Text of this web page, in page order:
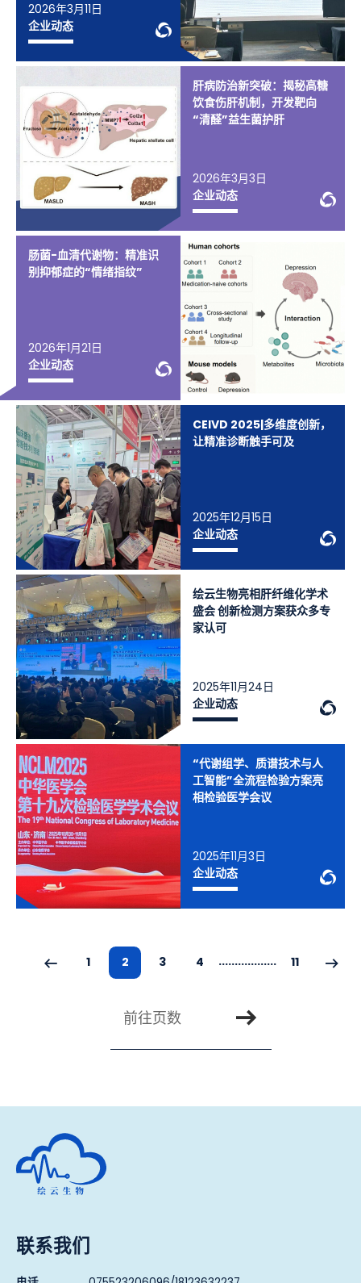
企业动态
2026年3月11日
WeChat Knowledge
肝病防治新突破：揭秘高糖
饮食伤肝机制，开发靶向
“清醛”益生菌护肝
企业动态
2026年3月3日
肠菌-血清代谢物：精准识
别抑郁症的“情绪指纹”
企业动态
2026年1月21日
WeChat Knowledge
CEIVD 2025|多维度创新，
让精准诊断触手可及
企业动态
2025年12月15日
绘云生物亮相肝纤维化学术
盛会 创新检测方案获众多专
家认可
企业动态
2025年11月24日
“代谢组学、质谱技术与人
工智能”全流程检验方案亮
相检验医学会议
企业动态
2025年11月3日
上一页 1 2 3 4 .................. 11
下一
前往页数
深圳市绘云生物科技有限公司
联系我们